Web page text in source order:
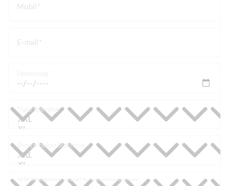
Mobil
E-mail
Trøje størrelse
Shorts/bukse Størrelse
Må RIF benytte billeder til opslag på f.eks. holdsport eller hjemmeside